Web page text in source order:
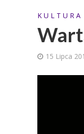
K U L T U R A
15 Lipca